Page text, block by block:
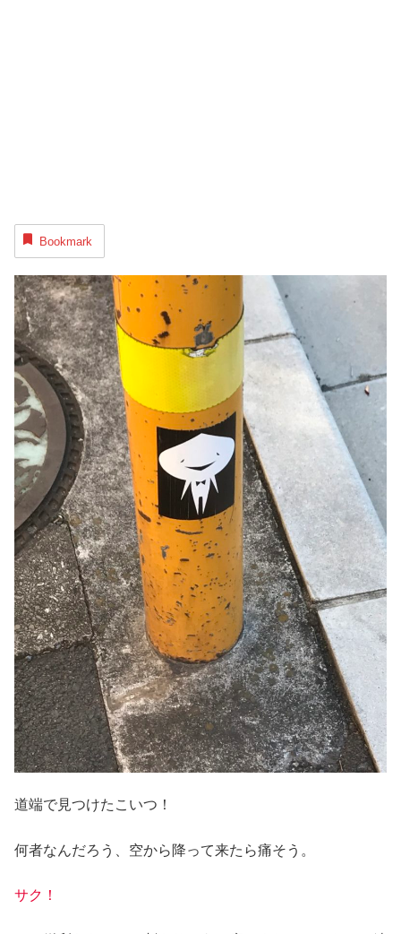
Bookmark
道端で見つけたこいつ！
何者なんだろう、空から降って来たら痛そう。
サク！